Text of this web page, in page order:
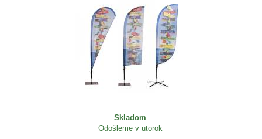
Skladom
Odošleme v utorok